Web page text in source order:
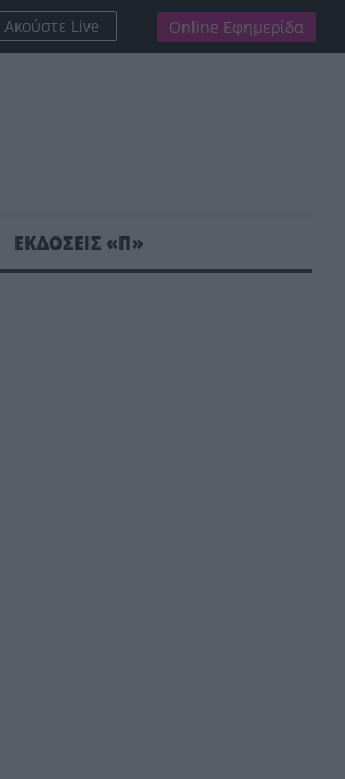
Ακούστε Live Online Εφημερίδα
ΕΚΔΟΣΕΙΣ «Π»